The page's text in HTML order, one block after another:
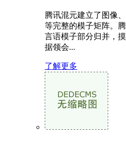
腾讯混元建立了图像
等完整的模子矩阵。
言语模子部分归并，
据领会...
了解更多